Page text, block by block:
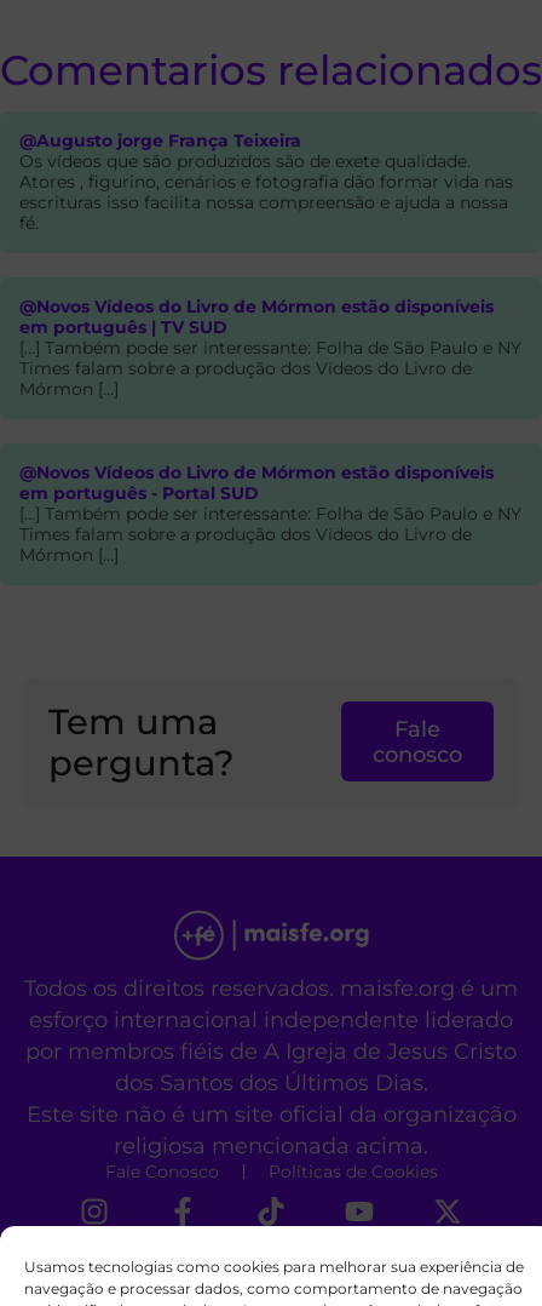
Usamos tecnologias como cookies para melhorar sua experiência de
navegação e processar dados, como comportamento de navegação
Comentarios relacionados
@Augusto jorge França Teixeira
Os vídeos que são produzidos são de exete qualidade.
Atores , figurino, cenários e fotografia dão formar vida nas
escrituras isso facilita nossa compreensão e ajuda a nossa
fé.
@Novos Vídeos do Livro de Mórmon estão disponíveis
em português | TV SUD
[…] Também pode ser interessante: Folha de São Paulo e NY
Times falam sobre a produção dos Vídeos do Livro de
Mórmon […]
@Novos Vídeos do Livro de Mórmon estão disponíveis
em português - Portal SUD
[…] Também pode ser interessante: Folha de São Paulo e NY
Times falam sobre a produção dos Vídeos do Livro de
Mórmon […]
Tem uma
pergunta?
Fale
conosco
Todos os direitos reservados. maisfe.org é um
esforço internacional independente liderado
por membros fiéis de A Igreja de Jesus Cristo
dos Santos dos Últimos Dias.
Este site não é um site oficial da organização
religiosa mencionada acima.
Fale Conosco Políticas de Cookies